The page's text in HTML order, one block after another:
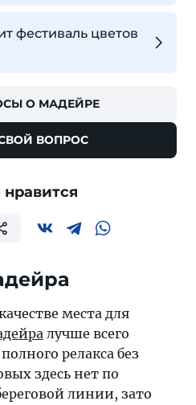
фестиваль цветов
О МАДЕЙРЕ
ВОПРОС
места для
лучше всего
релакса без
здесь нет по
линии, зато